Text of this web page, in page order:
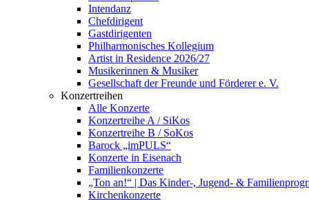
Intendanz
Chefdirigent
Gastdirigenten
Philharmonisches Kollegium
Artist in Residence 2026/27
Musikerinnen & Musiker
Gesellschaft der Freunde und Förderer e. V.
Konzertreihen
Alle Konzerte
Konzertreihe A / SiKos
Konzertreihe B / SoKos
Barock „imPULS“
Konzerte in Eisenach
Familienkonzerte
„Ton an!“ | Das Kinder-, Jugend- &
Kirchenkonzerte